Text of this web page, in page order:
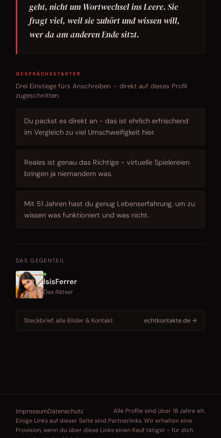
geht, nicht um Wortwechsel ins Leere. Sie
fragt viel, weil sie zuhört und wissen will,
wer da am anderen Ende sitzt.
GESPRÄCHSSTARTER
Drei Einstiege fürs Anschreiben – direkt auf dieses Profil
zugeschnitten.
Du packst es direkt an - das ist ehrlich erfrischend
im Vergleich zu viel Umschweifigkeit hier.
Reales ist genau das Richtige - virtuelle Spielereien
bringen ja niemandem was.
Mit 51 Jahren hast du genug Lebenserfahrung, um zu
wissen was funktioniert und was nicht.
DAS GEGENTEIL
IsisFerrer
Das Rätsel
Steckbrief, alle Bilder & Kontakt echtkontakte.de →
ImpressumDatenschutz
Alle Profile sind über 18 Jahre alt.
Einige Links auf dieser Seite sind Partnerlinks. Wir erhalten eine
Provision, wenn du über diese Links einen Kauf tätigst – für dich